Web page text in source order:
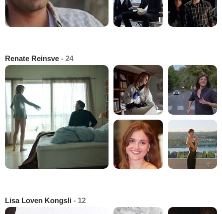
Renate Reinsve - 24
Lisa Loven Kongsli - 12